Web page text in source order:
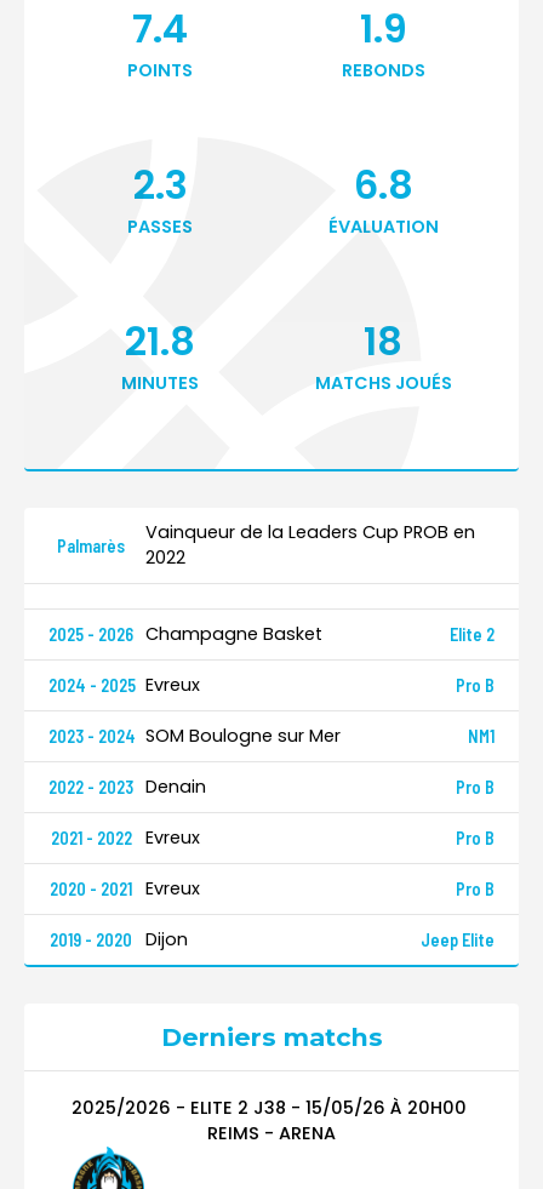
7.4
POINTS
1.9
REBONDS
2.3
PASSES
6.8
ÉVALUATION
21.8
MINUTES
18
MATCHS JOUÉS
Palmarès
Vainqueur de la Leaders Cup PROB en
2022
2025 - 2026 Champagne Basket Elite 2
2024 - 2025 Evreux Pro B
2023 - 2024 SOM Boulogne sur Mer NM1
2022 - 2023 Denain Pro B
2021 - 2022 Evreux Pro B
2020 - 2021 Evreux Pro B
2019 - 2020 Dijon Jeep Elite
Derniers matchs
2025/2026 - ELITE 2 J38 - 15/05/26 À 20H00
REIMS - ARENA